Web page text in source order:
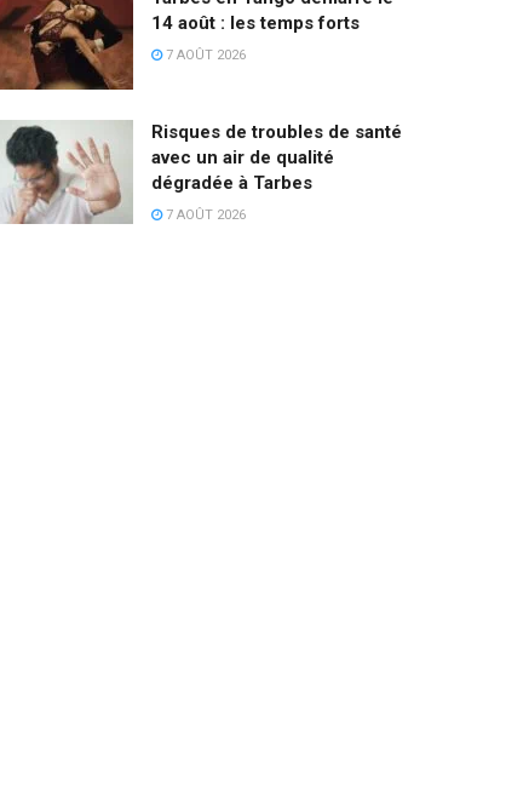
14 août : les temps forts
7 AOÛT 2026
Risques de troubles de santé
avec un air de qualité
dégradée à Tarbes
7 AOÛT 2026